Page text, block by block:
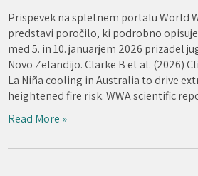
Prispevek na spletnem portalu World
predstavi poročilo, ki podrobno
med 5. in 10. januarjem 2026 prizadel
Novo Zelandijo. Clarke B et al. (2026)
La Niña cooling in Australia to drive
heightened fire risk. WWA scientific
Read More »